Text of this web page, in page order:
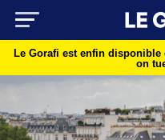
Le Gorafi est enfin
on